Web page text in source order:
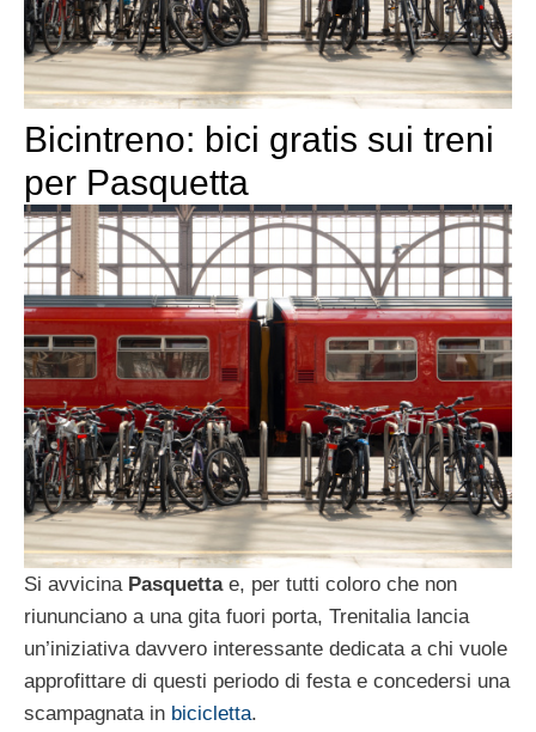
Bicintreno: bici gratis sui treni
per Pasquetta
Si avvicina Pasquettae, per tutti coloro che non
riununciano a una gita fuori porta, Trenitalia lancia
un’iniziativa davvero interessante dedicata a chi vuole
approfittare di questi periodo di festa e concedersi una
scampagnata in bicicletta.